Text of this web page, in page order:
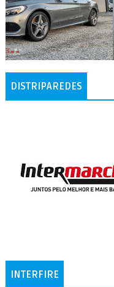
DISTRIPAREDES
INTERFIRE